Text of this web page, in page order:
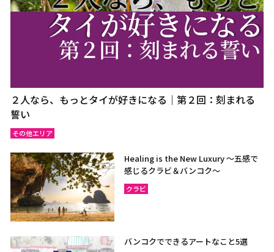
２人なら、もっとタイが好きになる｜第２回：刻まれる
誓い
その他エリア
Healing is the New Luxury ～五感で
感じるクラビ＆バンコク～
クラビ
バンコクでできるアートなこと5選